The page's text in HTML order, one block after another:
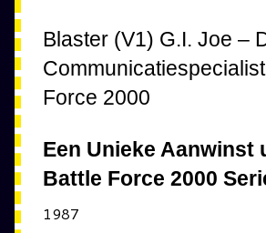
Blaster (V1) G.I. Joe –
Force 2000
Een Unieke Aanwinst
Battle Force 2000
1987